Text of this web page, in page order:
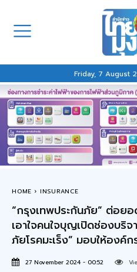
Friday, 7 August
HOME INSURANCE
“กรุงเทพประกันภัย” ต่อย
เอาใจคนใจบุญเปิดช่องบริ
ภัยโรคมะเร็ง” มอบให้องค์
27 November 2024 - 00:52